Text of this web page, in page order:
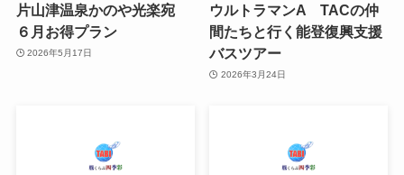
片山津温泉かのや光楽宛
６月お得プラン
2026年5月17日
ウルトラマンA TACの仲
間たちと行く能登復興支援
バスツアー
2026年3月24日